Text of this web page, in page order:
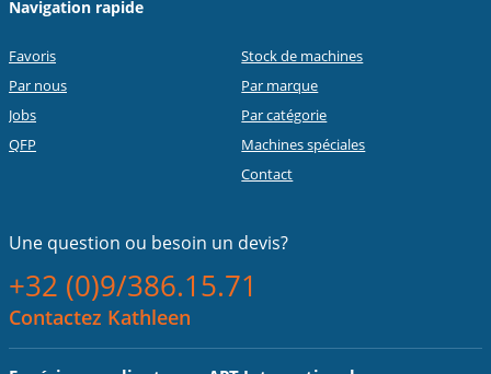
Navigation rapide
Favoris
Par nous
Jobs
QFP
Stock de machines
Par marque
Par catégorie
Machines spéciales
Contact
Une question ou besoin un devis?
+32 (0)9/386.15.71
Contactez Kathleen